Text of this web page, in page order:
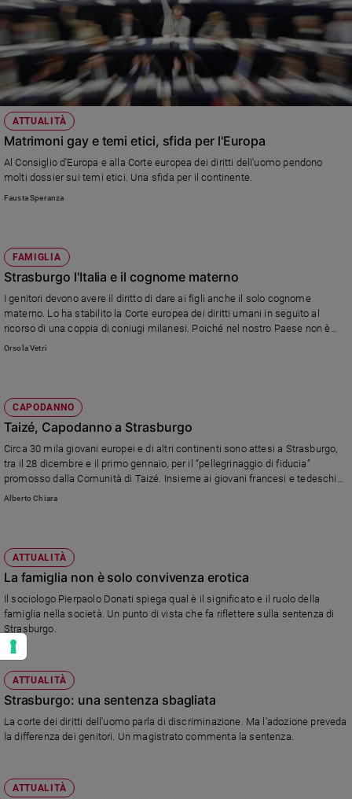
ATTUALITÀ
Matrimoni gay e temi etici, sfida per l'Europa
Al Consiglio d'Europa e alla Corte europea dei diritti dell'uomo pendono
molti dossier sui temi etici. Una sfida per il continente.
Fausta Speranza
FAMIGLIA
Strasburgo l'Italia e il cognome materno
I genitori devono avere il diritto di dare ai figli anche il solo cognome
materno. Lo ha stabilito la Corte europea dei diritti umani in seguito al
ricorso di una coppia di coniugi milanesi. Poiché nel nostro Paese non è
possibile l'Italia dovrà adottare riforme legislative o di altra natura per
Orsola Vetri
CAPODANNO
Taizé, Capodanno a Strasburgo
Circa 30 mila giovani europei e di altri continenti sono attesi a Strasburgo,
tra il 28 dicembre e il primo gennaio, per il “pellegrinaggio di fiducia”
promosso dalla Comunità di Taizé. Insieme ai giovani francesi e tedeschi
che li accoglieranno, “cercheranno la comunione visibile di coloro che
Alberto Chiara
ATTUALITÀ
La famiglia non è solo convivenza erotica
Il sociologo Pierpaolo Donati spiega qual è il significato e il ruolo della
famiglia nella società. Un punto di vista che fa riflettere sulla sentenza di
Strasburgo.
ATTUALITÀ
Strasburgo: una sentenza sbagliata
La corte dei diritti dell'uomo parla di discriminazione. Ma l'adozione preveda
la differenza dei genitori. Un magistrato commenta la sentenza.
ATTUALITÀ